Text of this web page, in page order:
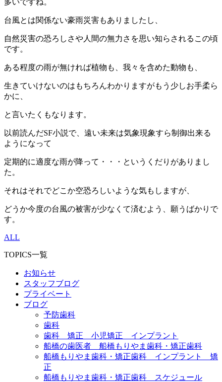
台風とは関係ない豪雨災害もありましたし、
自然災害の恐ろしさや人間の無力さを思い知らされるこの頃
です。
ある程度の雨が無ければ植物も、我々を含めた動物も、
生きていけないのはもちろんわかりますがもう少しお手柔ら
かに、
と言いたくもなります。
以前読んだSF小説で、遠い未来は気象現象すら制御出来る
ようになって
定期的に適度な雨が降って・・・というくだりがありまし
た。
それはそれでどこか空恐ろしいような気もしますが、
どうか今度の台風の被害が少なくて済むよう、願うばかりで
す。
ALL
TOPICS一覧
お知らせ
スタッフブログ
プライベート
ブログ
予防歯科
歯科
歯科 矯正 小児矯正 インプラント
船橋の歯医者 船橋もりやま歯科・矯正歯科
船橋もりやま歯科・矯正歯科 インプラント 矯
正
船橋もりやま歯科・矯正歯科 スケジュール